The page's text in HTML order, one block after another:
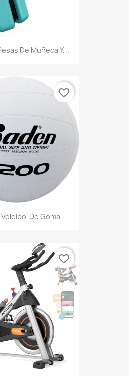
De Muñeca Y...
De Goma...
favorite_border
favorite_border